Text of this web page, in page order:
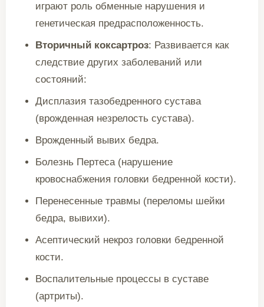
играют роль обменные нарушения и
генетическая предрасположенность.
Вторичный коксартроз: Развивается как
следствие других заболеваний или
состояний:
Дисплазия тазобедренного сустава
(врожденная незрелость сустава).
Врожденный вывих бедра.
Болезнь Пертеса (нарушение
кровоснабжения головки бедренной кости).
Перенесенные травмы (переломы шейки
бедра, вывихи).
Асептический некроз головки бедренной
кости.
Воспалительные процессы в суставе
(артриты).